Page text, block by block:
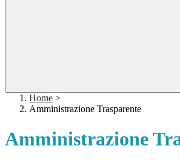
Home >
Amministrazione Trasparente
Amministrazione